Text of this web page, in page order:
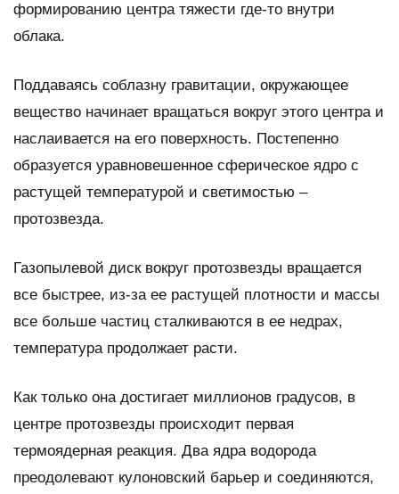
формированию центра тяжести где-то внутри
облака.
Поддаваясь соблазну гравитации, окружающее
вещество начинает вращаться вокруг этого центра и
наслаивается на его поверхность. Постепенно
образуется уравновешенное сферическое ядро с
растущей температурой и светимостью –
протозвезда.
Газопылевой диск вокруг протозвезды вращается
все быстрее, из-за ее растущей плотности и массы
все больше частиц сталкиваются в ее недрах,
температура продолжает расти.
Как только она достигает миллионов градусов, в
центре протозвезды происходит первая
термоядерная реакция. Два ядра водорода
преодолевают кулоновский барьер и соединяются,